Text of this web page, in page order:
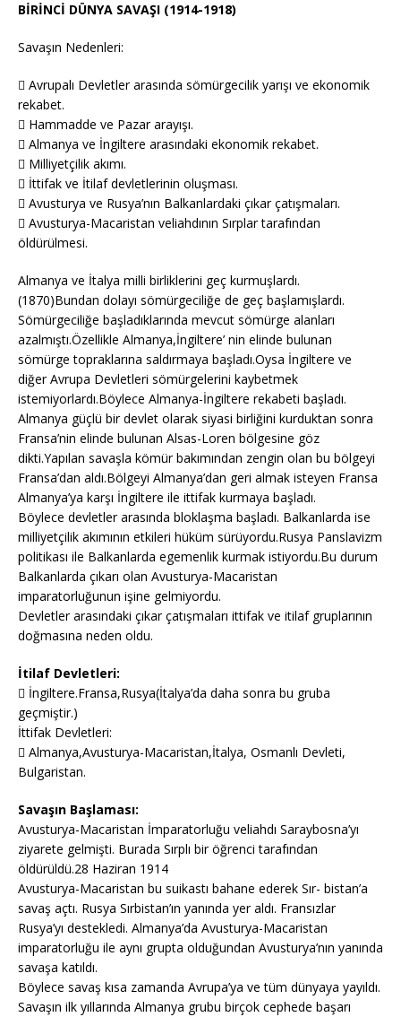
BİRİNCİ DÜNYA SAVAŞI (1914-1918)
Savaşın Nedenleri:
 Avrupalı Devletler arasında sömürgecilik yarışı ve ekonomik
rekabet.
 Hammadde ve Pazar arayışı.
 Almanya ve İngiltere arasındaki ekonomik rekabet.
 Milliyetçilik akımı.
 İttifak ve İtilaf devletlerinin oluşması.
 Avusturya ve Rusya’nın Balkanlardaki çıkar çatışmaları.
 Avusturya-Macaristan veliahdının Sırplar tarafından
öldürülmesi.
Almanya ve İtalya milli birliklerini geç kurmuşlardı.
(1870)Bundan dolayı sömürgeciliğe de geç başlamışlardı.
Sömürgeciliğe başladıklarında mevcut sömürge alanları
azalmıştı.Özellikle Almanya,İngiltere’ nin elinde bulunan
sömürge topraklarına saldırmaya başladı.Oysa İngiltere ve
diğer Avrupa Devletleri sömürgelerini kaybetmek
istemiyorlardı.Böylece Almanya-İngiltere rekabeti başladı.
Almanya güçlü bir devlet olarak siyasi birliğini kurduktan sonra
Fransa’nin elinde bulunan Alsas-Loren bölgesine göz
dikti.Yapılan savaşla kömür bakımından zengin olan bu bölgeyi
Fransa’dan aldı.Bölgeyi Almanya’dan geri almak isteyen Fransa
Almanya’ya karşı İngiltere ile ittifak kurmaya başladı.
Böylece devletler arasında bloklaşma başladı. Balkanlarda ise
milliyetçilik akımının etkileri hüküm sürüyordu.Rusya Panslavizm
politikası ile Balkanlarda egemenlik kurmak istiyordu.Bu durum
Balkanlarda çıkarı olan Avusturya-Macaristan
imparatorluğunun işine gelmiyordu.
Devletler arasındaki çıkar çatışmaları ittifak ve itilaf gruplarının
doğmasına neden oldu.
İtilaf Devletleri:
 İngiltere.Fransa,Rusya(İtalya’da daha sonra bu gruba
geçmiştir.)
İttifak Devletleri:
 Almanya,Avusturya-Macaristan,İtalya, Osmanlı Devleti,
Bulgaristan.
Savaşın Başlaması:
Avusturya-Macaristan İmparatorluğu veliahdı Saraybosna’yı
ziyarete gelmişti. Burada Sırplı bir öğrenci tarafından
öldürüldü.28 Haziran 1914
Avusturya-Macaristan bu suikastı bahane ederek Sır- bistan’a
savaş açtı. Rusya Sırbistan’ın yanında yer aldı. Fransızlar
Rusya’yı destekledi. Almanya’da Avusturya-Macaristan
imparatorluğu ile aynı grupta olduğundan Avusturya’nın yanında
savaşa katıldı.
Böylece savaş kısa zamanda Avrupa’ya ve tüm dünyaya yayıldı.
Savaşın ilk yıllarında Almanya grubu birçok cephede başarı